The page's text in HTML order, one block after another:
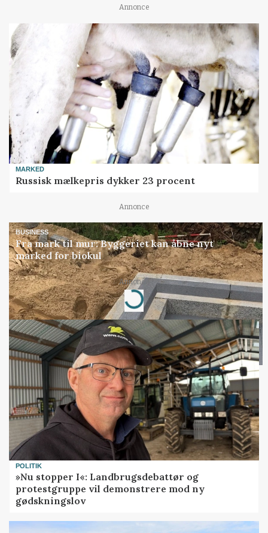
Annonce
MARKED
Russisk mælkepris dykker 23 procent
Annonce
BUSINESS
Fra mark til mur: Byggeriet kan åbne nyt
marked for biokul
Annonce
Loading...
POLITIK
»Nu stopper I«: Landbrugsdebattør og
protestgruppe vil demonstrere mod ny
gødskningslov